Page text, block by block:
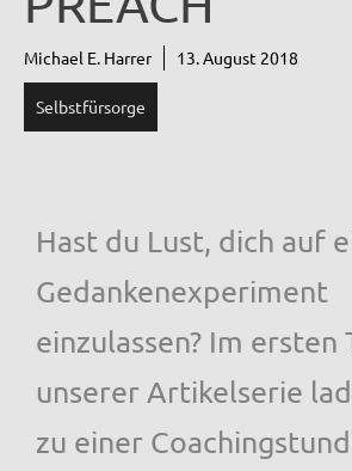
Michael E. Harrer 13. August 2018
Selbstfürsorge
Hast du Lust, dich auf
Gedankenexperiment
einzulassen? Im ersten
unserer Artikelserie
zu einer